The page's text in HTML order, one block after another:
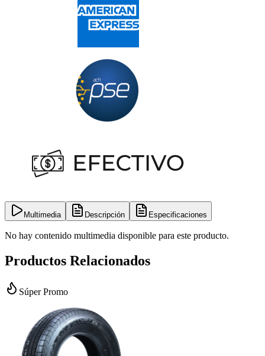
Multimedia Descripción Especificaciones
No hay contenido multimedia disponible para este producto.
Productos Relacionados
Súper Promo